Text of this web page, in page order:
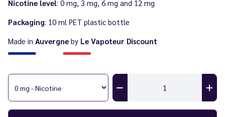
Nicotine level: 0 mg, 3 mg, 6 mg and 12 mg
Packaging: 10 ml PET plastic bottle
Made in Auvergne by Le Vapoteur Discount